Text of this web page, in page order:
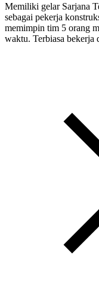
Memiliki gelar Sarjana
sebagai pekerja
memimpin tim 5 orang
waktu. Terbiasa bekerja